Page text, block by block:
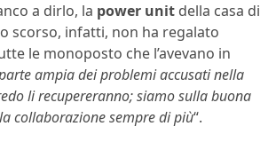
a dirlo, la power unit della casa di
scorso, infatti, non ha regalato
le monoposto che l’avevano in
ampia dei problemi accusati nella
li recupereranno; siamo sulla buona
collaborazione sempre di più“.